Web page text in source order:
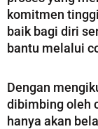
komitmen
baik bagi diri
bantu melalui
Dengan
dibimbing oleh
hanya akan